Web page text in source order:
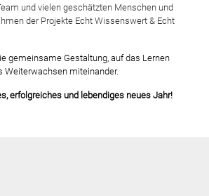
und vielen geschätzten Menschen und
der Projekte Echt Wissenswert & Echt
gemeinsame Gestaltung, auf das Lernen
Weiterwachsen miteinander.
erfolgreiches und lebendiges neues Jahr!